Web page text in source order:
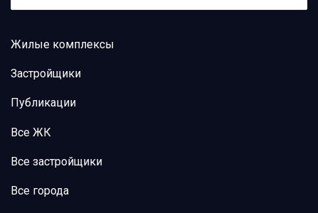
Жилые комплексы
Застройщики
Публикации
Все ЖК
Все застройщики
Все города